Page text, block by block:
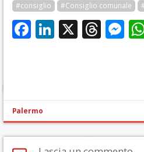
#consiglio
#Consiglio comunale
Facebook
LinkedIn
X
Palermo